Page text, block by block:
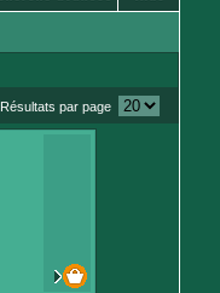
Résultats par page